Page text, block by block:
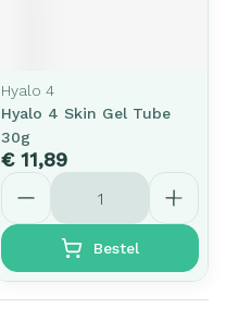
Hyalo 4
Hyalo 4 Skin Gel Tube
30g
€ 11,89
Aantal
Bestel